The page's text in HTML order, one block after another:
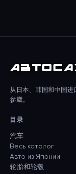
АВТО
从日本、韩国和中国
参崴。
目录
汽车
Весь каталог
Авто из Японии
轮胎和轮毂